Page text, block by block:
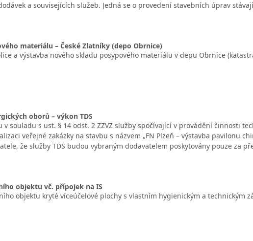
a souvisejících služeb. Jedná se o provedení stavebních úprav
materiálu – České Zlatníky (depo Obrnice)
a výstavba nového skladu posypového materiálu v depu Obrnice
oborů – výkon TDS
v souladu s ust. § 14 odst. 2 ZZVZ služby spočívající v provádění činnosti
veřejné zakázky na stavbu s názvem „FN Plzeň – výstavba pavilonu
že služby TDS budou vybraným dodavatelem poskytovány pouze za
objektu vč. přípojek na IS
objektu kryté víceúčelové plochy s vlastním hygienickým a technickým